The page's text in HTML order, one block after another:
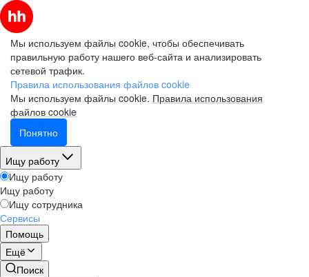
Мы используем файлы cookie, чтобы обеспечивать
правильную работу нашего веб-сайта и анализировать
сетевой трафик.
Правила использования файлов cookie
Мы используем файлы cookie. Правила использования
файлов cookie
Понятно
Ищу работу
Ищу работу
Ищу работу
Ищу сотрудника
Сервисы
Помощь
Ещё
Поиск